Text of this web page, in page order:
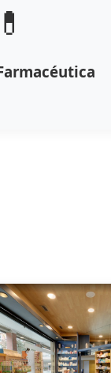
💊